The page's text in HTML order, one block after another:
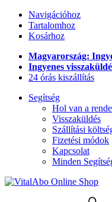
Navigációhoz
Tartalomhoz
Kosárhoz
Magyarország:
Ingyenes
24 órás kiszállítás
Segítség
Hol van a
Visszaküldés
Szállítási
Fizetési módok
Kapcsolat
Minden